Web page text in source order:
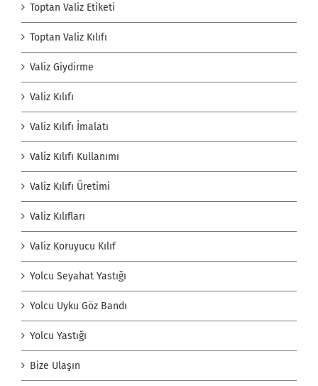
Toptan Valiz Etiketi
Toptan Valiz Kılıfı
Valiz Giydirme
Valiz Kılıfı
Valiz Kılıfı İmalatı
Valiz Kılıfı Kullanımı
Valiz Kılıfı Üretimi
Valiz Kılıfları
Valiz Koruyucu Kılıf
Yolcu Seyahat Yastığı
Yolcu Uyku Göz Bandı
Yolcu Yastığı
Bize Ulaşın